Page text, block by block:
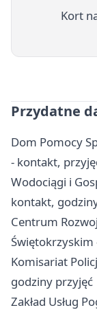
Kort
Przydatne
Dom Pomocy
- kontakt,
Wodociągi i
kontakt,
Centrum
Komisariat
godziny przyjęć
Zakład Usług